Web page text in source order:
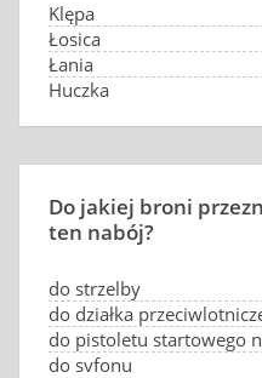
Klępa
Łosica
Łania
Huczka
Do jakiej broni
ten nabój?
do strzelby
do działka
do pistoletu startowego
do syfonu